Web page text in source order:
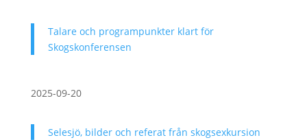
Talare och programpunkter klart för
Skogskonferensen
2025-09-20
Selesjö, bilder och referat från skogsexkursion